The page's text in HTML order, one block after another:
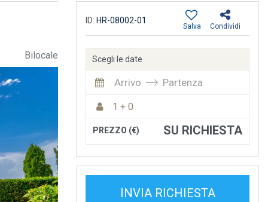
Bilocale
ID: HR-08002-01
Condividi
Salva
Scegli le date
Arrivo Partenza
1 + 0
PREZZO (€) SU RICHIESTA
INVIA RICHIESTA